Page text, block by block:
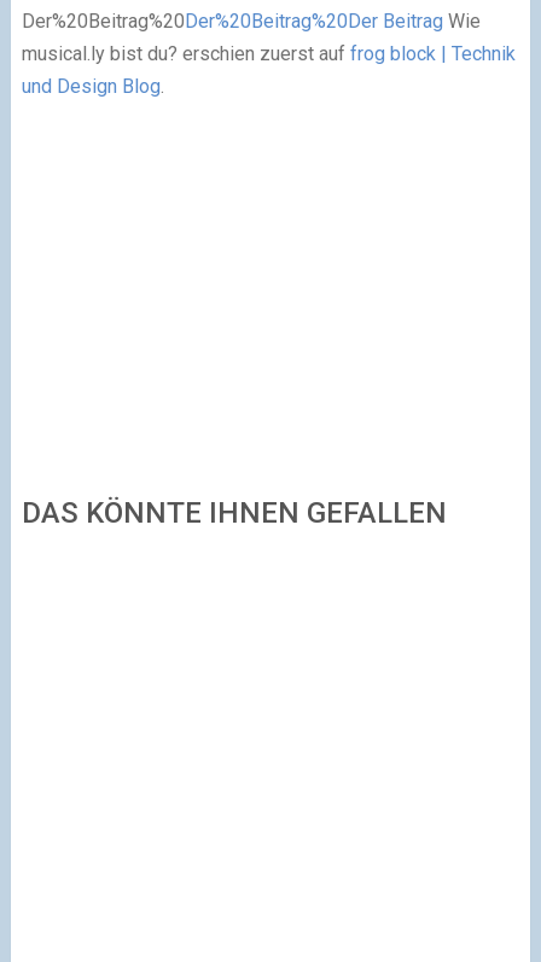
Der%20Beitrag%20Der%20Beitrag%20Der Beitrag Wie
musical.ly bist du? erschien zuerst auf frog block | Technik
und Design Blog
DAS KÖNNTE IHNEN GEFALLEN